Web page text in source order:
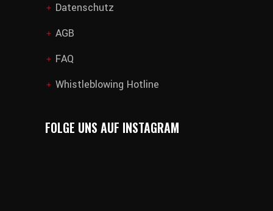
add Datenschutz
add AGB
add FAQ
add Whistleblowing Hotline
FOLGE UNS AUF INSTAGRAM